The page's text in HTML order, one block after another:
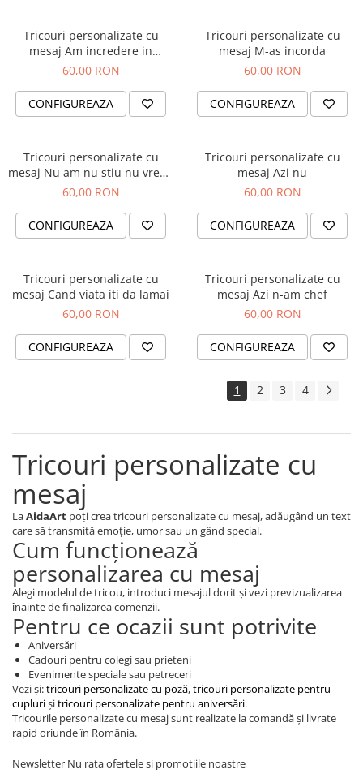
Rame Foto
Pusculite Personalizate
Brichete Personalizate
Orare Personalizate
Produse personalizate HORECA
Jucarii din lemn
Bayonete
Tricouri personalizate cu
mesaj Am incredere in
mecanicul meu
60,00 RON
CONFIGUREAZA
Tricouri personalizate cu
mesaj M-as incorda
60,00 RON
CONFIGUREAZA
Tricouri personalizate cu
mesaj Nu am nu stiu nu vreau
nu imi pasa
60,00 RON
CONFIGUREAZA
Tricouri personalizate cu
mesaj Azi nu
60,00 RON
CONFIGUREAZA
Tricouri personalizate cu
mesaj Cand viata iti da lamai
60,00 RON
CONFIGUREAZA
Tricouri personalizate cu
mesaj Azi n-am chef
60,00 RON
CONFIGUREAZA
1 2 3 4
Tricouri personalizate cu
mesaj
LaAidaArt poți crea tricouri personalizate cu mesaj, adăugând un text
care să transmită emoție, umor sau un gând special.
Cum funcționează
personalizarea cu mesaj
Alegi modelul de tricou, introduci mesajul dorit și vezi previzualizarea
înainte de finalizarea comenzii.
Pentru ce ocazii sunt potrivite
Aniversări
Cadouri pentru colegi sau prieteni
Evenimente speciale sau petreceri
Vezi și:tricouri personalizate cu poză,tricouri personalizate pentru
cuplurișitricouri personalizate pentru aniversări.
Tricourile personalizate cu mesaj sunt realizate la comandă și livrate
rapid oriunde în România.
Newsletter Nu rata ofertele si promotiile noastre